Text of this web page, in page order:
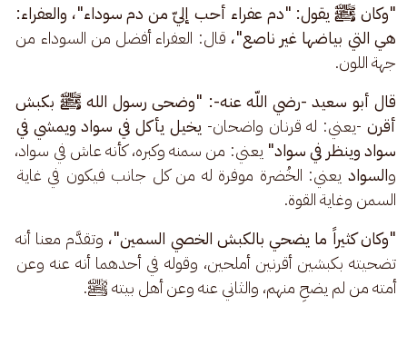
"وكان ﷺ يقول: "دم عفراء أحب إليّ من دم سوداء"، والعفراء:
هي التي بياضها غير ناصع"، قال: العفراء أفضل من السوداء من
جهة اللون.
قال أبو سعيد -رضي اللّه عنه-: "وضحى رسول الله ﷺ بكبش
أقرن -يعني: له قرنان واضحان- يخيل يأكل في سواد ويمشي في
سواد وينظر في سواد" يعني: من سمنه وكبره، كأنه عاش في سواد،
والسواد يعني: الخُضرة موفرة له من كل جانب فيكون في غاية
السمن وغاية القوة.
"وكان كثيراً ما يضحي بالكبش الخصي السمين"، وتقدَّم معنا أنه
تضحيته بكبشين أقرنين أملحين، وقوله في أحدهما أنه عنه وعن
أمته من لم يضحِ منهم، والثاني عنه وعن أهل بيته ﷺ.